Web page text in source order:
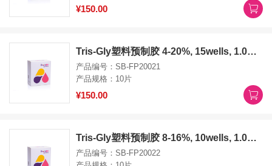
¥150.00
Tris-Gly塑料预制胶 4-20%, 15wells, 1.0mm
产品编号：SB-FP20021
产品规格：10片
¥150.00
Tris-Gly塑料预制胶 8-16%, 10wells, 1.0mm
产品编号：SB-FP20022